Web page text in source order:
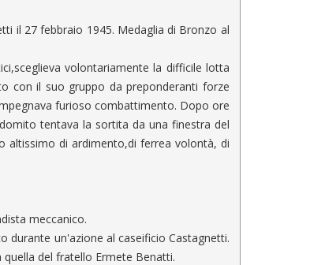
il 27 febbraio 1945. Medaglia di Bronzo al
volontariamente la difficile lotta
con il suo gruppo da preponderanti forze
furioso combattimento. Dopo ore
tentava la sortita da una finestra del
altissimo di ardimento,di ferrea volontà, di
meccanico.
durante un'azione al caseificio Castagnetti.
del fratello Ermete Benatti.